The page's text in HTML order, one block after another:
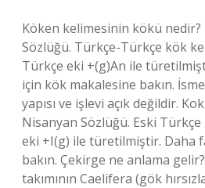
Köken kelimesinin kökü
Sözlüğü. Türkçe-Türkçe kök
Türkçe eki +(g)An ile
için kök makalesine bakın.
yapısı ve işlevi açık değildir.
Nisanyan Sözlüğü. Eski
eki +I(g) ile türetilmiştir. Daha
bakın. Çekirge ne anlama
takımının Caelifera (gök